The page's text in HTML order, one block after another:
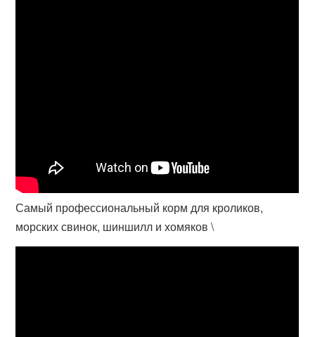
Самый профессиональный корм для кроликов,
морских свинок, шиншилл и хомяков \